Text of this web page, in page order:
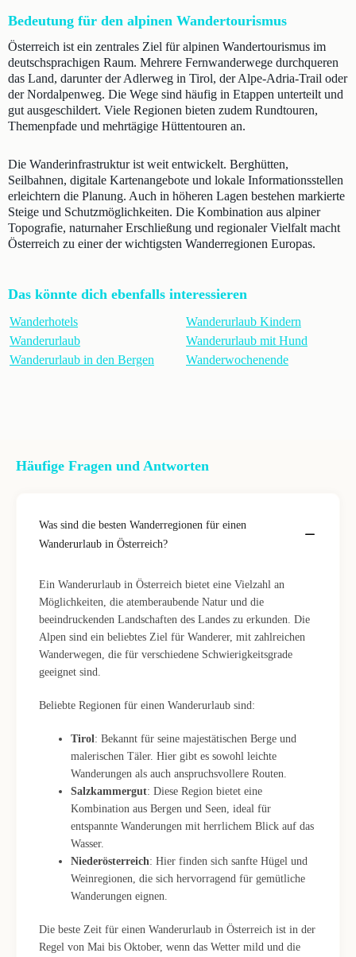
Bedeutung für den alpinen Wandertourismus
Österreich ist ein zentrales Ziel für alpinen Wandertourismus im
deutschsprachigen Raum. Mehrere Fernwanderwege durchqueren
das Land, darunter der Adlerweg in Tirol, der Alpe-Adria-Trail oder
der Nordalpenweg. Die Wege sind häufig in Etappen unterteilt und
gut ausgeschildert. Viele Regionen bieten zudem Rundtouren,
Themenpfade und mehrtägige Hüttentouren an.
Die Wanderinfrastruktur ist weit entwickelt. Berghütten,
Seilbahnen, digitale Kartenangebote und lokale Informationsstellen
erleichtern die Planung. Auch in höheren Lagen bestehen markierte
Steige und Schutzmöglichkeiten. Die Kombination aus alpiner
Topografie, naturnaher Erschließung und regionaler Vielfalt macht
Österreich zu einer der wichtigsten Wanderregionen Europas.
Das könnte dich ebenfalls interessieren
Wanderhotels
Wanderurlaub
Wanderurlaub in den Bergen
Wanderurlaub Kindern
Wanderurlaub mit Hund
Wanderwochenende
Häufige Fragen und Antworten
Was sind die besten Wanderregionen für einen
Wanderurlaub in Österreich?
Ein Wanderurlaub in Österreich bietet eine Vielzahl an
Möglichkeiten, die atemberaubende Natur und die
beeindruckenden Landschaften des Landes zu erkunden. Die
Alpen sind ein beliebtes Ziel für Wanderer, mit zahlreichen
Wanderwegen, die für verschiedene Schwierigkeitsgrade
geeignet sind.
Beliebte Regionen für einen Wanderurlaub sind:
Tirol: Bekannt für seine majestätischen Berge und
malerischen Täler. Hier gibt es sowohl leichte
Wanderungen als auch anspruchsvollere Routen.
Salzkammergut: Diese Region bietet eine
Kombination aus Bergen und Seen, ideal für
entspannte Wanderungen mit herrlichem Blick auf das
Wasser.
Niederösterreich: Hier finden sich sanfte Hügel und
Weinregionen, die sich hervorragend für gemütliche
Wanderungen eignen.
Die beste Zeit für einen Wanderurlaub in Österreich ist in der
Regel von Mai bis Oktober, wenn das Wetter mild und die